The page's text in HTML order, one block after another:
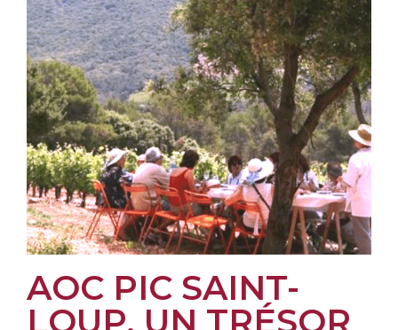
AOC PIC SAINT-
LOUP, UN TRÉSOR